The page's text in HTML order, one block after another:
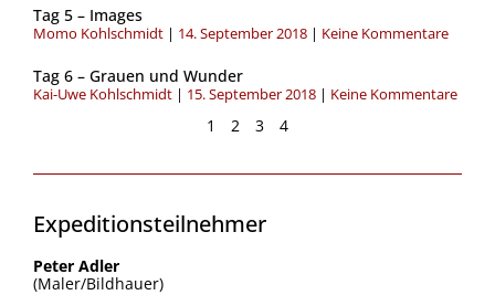
Tag 5 – Images
Momo Kohlschmidt 14. September 2018 Keine Kommentare
Tag 6 – Grauen und Wunder
Kai-Uwe Kohlschmidt 15. September 2018 Keine Kommentare
1 2 3 4
Expeditionsteilnehmer
Peter Adler
(Maler/Bildhauer)